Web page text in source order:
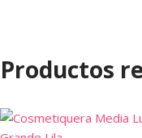
Productos